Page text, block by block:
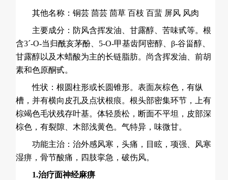
其他名称：铜芸 茴芸 茴草 百枝 百蜚 屏风 风肉
主要成分：防风含挥发油、甘露醇、苦味甙等。根
含3ˊ-O-当归酰亥茅酚、5-O-甲基齿阿密醇、β-谷甾醇、
甘露醇以及木蜡酸为主的长链脂肪。尚含挥发油、前胡
素和色原酮甙。
性状：根圆柱形或长圆锥形。表面灰棕色，有纵
槽，并有横向皮孔及点状根痕。根头部密集环节，上有
棕竭色毛状残存叶基。体轻质松，断面不平坦，皮部深
棕色，有裂隙、木部浅黄色。气特异，味微甘。
功能主治：治外感风寒，头痛，目眩，项强、风寒
湿痹，骨节酸痛，四肢挛急，破伤风。
1.治疗面神经麻痹